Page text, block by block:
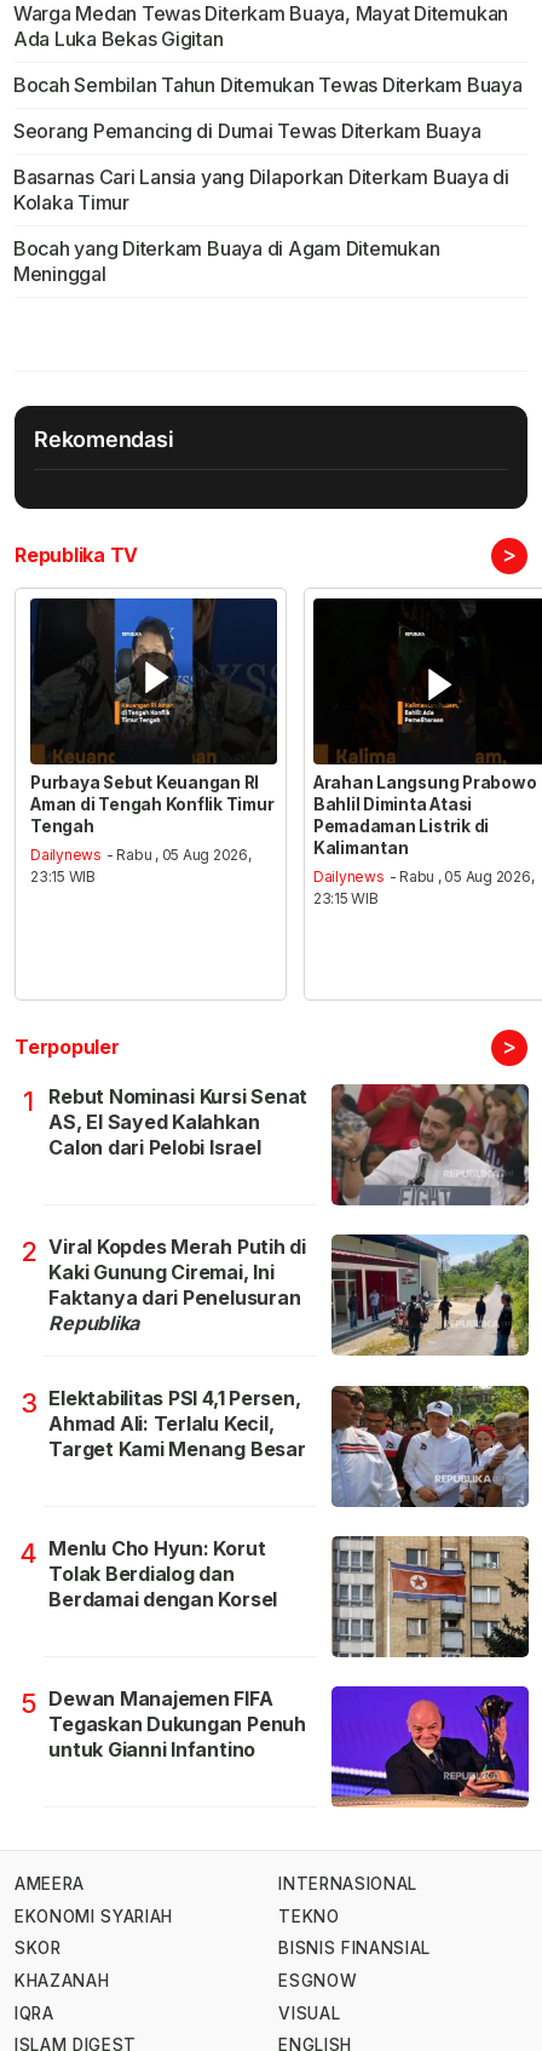
Warga Medan Tewas Diterkam Buaya, Mayat Ditemukan
Ada Luka Bekas Gigitan
Bocah Sembilan Tahun Ditemukan Tewas Diterkam Buaya
Seorang Pemancing di Dumai Tewas Diterkam Buaya
Basarnas Cari Lansia yang Dilaporkan Diterkam Buaya di
Kolaka Timur
Bocah yang Diterkam Buaya di Agam Ditemukan
Meninggal
Rekomendasi
Republika TV >
Purbaya Sebut Keuangan RI
Aman di Tengah Konflik Timur
Tengah
Dailynews - Rabu , 05 Aug 2026,
23:15 WIB
Arahan Langsung Prabowo
Bahlil Diminta Atasi
Pemadaman Listrik di
Kalimantan
Dailynews - Rabu , 05 Aug 2026,
23:15 WIB
Terpopuler >
1
Rebut Nominasi Kursi Senat
AS, El Sayed Kalahkan
Calon dari Pelobi Israel
2 Viral Kopdes Merah Putih di
Kaki Gunung Ciremai, Ini
Faktanya dari Penelusuran
Republika
3 Elektabilitas PSI 4,1 Persen,
Ahmad Ali: Terlalu Kecil,
Target Kami Menang Besar
4 Menlu Cho Hyun: Korut
Tolak Berdialog dan
Berdamai dengan Korsel
5 Dewan Manajemen FIFA
Tegaskan Dukungan Penuh
untuk Gianni Infantino
AMEERA
EKONOMI SYARIAH
SKOR
KHAZANAH
IQRA
ISLAM DIGEST
INTERNASIONAL
TEKNO
BISNIS FINANSIAL
ESGNOW
VISUAL
ENGLISH